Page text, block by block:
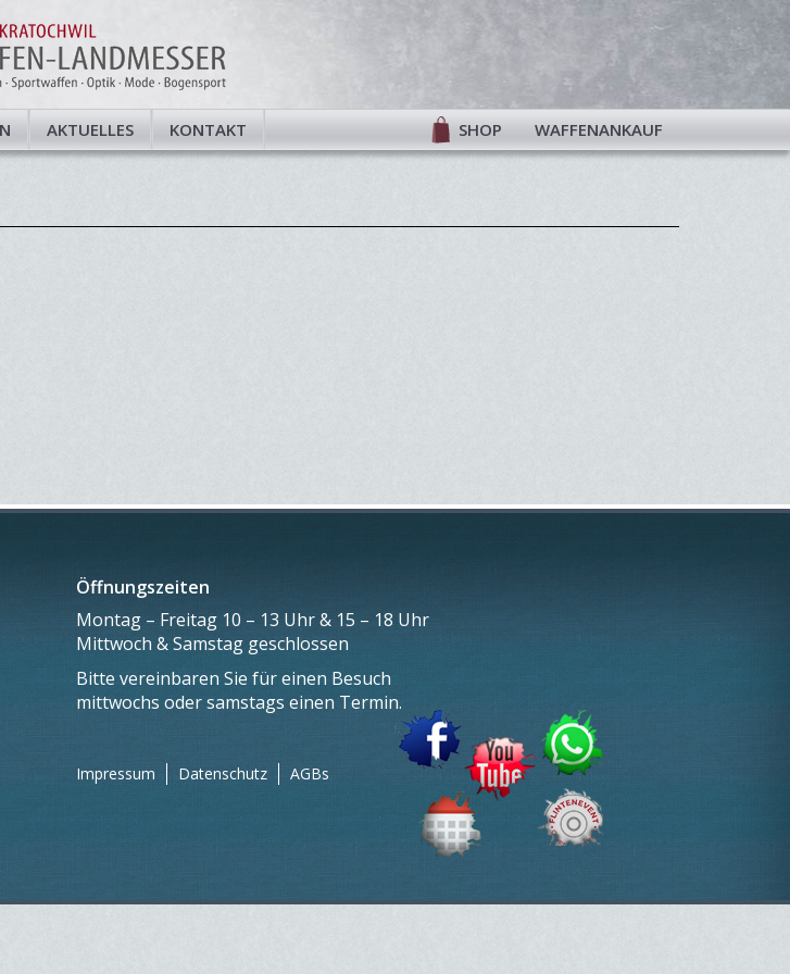
AKTUELLES KONTAKT SHOP WAFFENANKAUF
Öffnungszeiten
Montag – Freitag 10 – 13 Uhr & 15 – 18 Uhr
Mittwoch & Samstag geschlossen
Bitte vereinbaren Sie für einen Besuch
mittwochs oder samstags einen Termin.
Impressum Datenschutz AGBs